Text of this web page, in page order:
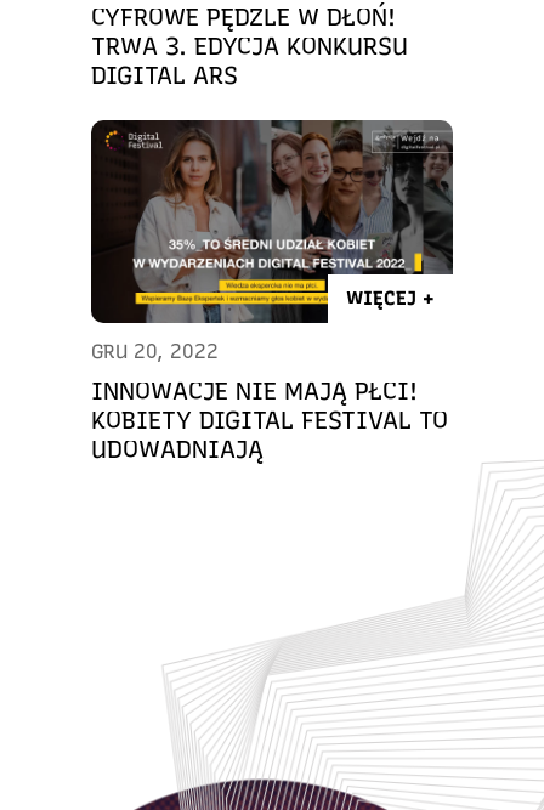
CYFROWE PĘDZLE W DŁOŃ!
TRWA 3. EDYCJA KONKURSU
DIGITAL ARS
WIĘCEJ +
GRU 20, 2022
INNOWACJE NIE MAJĄ PŁCI!
KOBIETY DIGITAL FESTIVAL TO
UDOWADNIAJĄ